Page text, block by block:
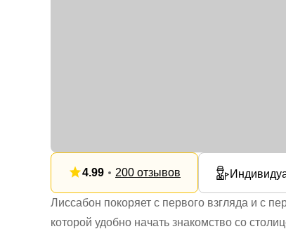
4.99 200 отзывов
Лиссабон покоряет с первого взгляда и с
которой удобно начать знакомство со